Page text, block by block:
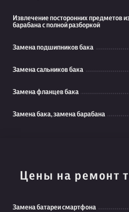
Извлечение посторонних предметов
барабана с полной разборкой
Замена подшипников бака
Замена сальников бака
Замена фланцев бака
Замена бака, замена барабана
Цены на ремонт
Замена батареи смартфона